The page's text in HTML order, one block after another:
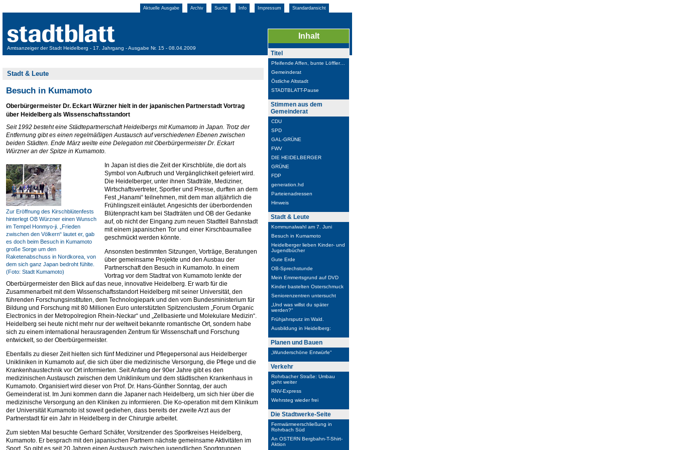
Aktuelle Ausgabe Archiv Suche Info Impressum Standardansicht
Amtsanzeiger der Stadt Heidelberg - 17. Jahrgang - Ausgabe Nr. 15 - 08.04.2009
Stadt & Leute
Besuch in Kumamoto
Oberbürgermeister Dr. Eckart Würzner hielt in der japanischen Partnerstadt Vortrag
über Heidelberg als Wissenschaftsstandort
Seit 1992 besteht eine Städtepartnerschaft Heidelbergs mit Kumamoto in Japan. Trotz der
Entfernung gibt es einen regelmäßigen Austausch auf verschiedenen Ebenen zwischen
beiden Städten. Ende März weilte eine Delegation mit Oberbürgermeister Dr. Eckart
Würzner an der Spitze in Kumamoto.
Zur Eröffnung des Kirschblütenfests
hinterlegt OB Würzner einen Wunsch
im Tempel Honmyo-ji. „Frieden
zwischen den Völkern“ lautet er, gab
es doch beim Besuch in Kumamoto
große Sorge um den
Raketenabschuss in Nordkorea, von
dem sich ganz Japan bedroht fühlte.
(Foto: Stadt Kumamoto)
In Japan ist dies die Zeit der Kirschblüte, die dort als
Symbol von Aufbruch und Vergänglichkeit gefeiert wird.
Die Heidelberger, unter ihnen Stadträte, Mediziner,
Wirtschaftsvertreter, Sportler und Presse, durften an dem
Fest „Hanami“ teilnehmen, mit dem man alljährlich die
Frühlingszeit einläutet. Angesichts der überbordenden
Blütenpracht kam bei Stadträten und OB der Gedanke
auf, ob nicht der Eingang zum neuen Stadtteil Bahnstadt
mit einem japanischen Tor und einer Kirschbaumallee
geschmückt werden könnte.
Ansonsten bestimmten Sitzungen, Vorträge, Beratungen
über gemeinsame Projekte und den Ausbau der
Partnerschaft den Besuch in Kumamoto. In einem
Vortrag vor dem Stadtrat von Kumamoto lenkte der
Oberbürgermeister den Blick auf das neue, innovative Heidelberg. Er warb für die
Zusammenarbeit mit dem Wissenschaftsstandort Heidelberg mit seiner Universität, den
führenden Forschungsinstituten, dem Technologiepark und den vom Bundesministerium für
Bildung und Forschung mit 80 Millionen Euro unterstützten Spitzenclustern „Forum Organic
Electronics in der Metropolregion Rhein-Neckar“ und „Zellbasierte und Molekulare Medizin“.
Heidelberg sei heute nicht mehr nur der weltweit bekannte romantische Ort, sondern habe
sich zu einem international herausragenden Zentrum für Wissenschaft und Forschung
entwickelt, so der Oberbürgermeister.
Ebenfalls zu dieser Zeit hielten sich fünf Mediziner und Pflegepersonal aus Heidelberger
Unikliniken in Kumamoto auf, die sich über die medizinische Versorgung, die Pflege und die
Krankenhaustechnik vor Ort informierten. Seit Anfang der 90er Jahre gibt es den
medizinischen Austausch zwischen dem Uniklinikum und dem städtischen Krankenhaus in
Kumamoto. Organisiert wird dieser von Prof. Dr. Hans-Günther Sonntag, der auch
Gemeinderat ist. Im Juni kommen dann die Japaner nach Heidelberg, um sich hier über die
medizinische Versorgung an den Kliniken zu informieren. Die Ko-operation mit dem Klinikum
der Universität Kumamoto ist soweit gediehen, dass bereits der zweite Arzt aus der
Partnerstadt für ein Jahr in Heidelberg in der Chirurgie arbeitet.
Zum siebten Mal besuchte Gerhard Schäfer, Vorsitzender des Sportkreises Heidelberg,
Kumamoto. Er besprach mit den japanischen Partnern nächste gemeinsame Aktivitäten im
Sport. So gibt es seit 20 Jahren einen Austausch zwischen jugendlichen Sportgruppen,
Inhalt
Titel
Pfeifende Affen, bunte Löffler…
Gemeinderat
Östliche Altstadt
STADTBLATT-Pause
Stimmen aus dem
Gemeinderat
CDU
SPD
GAL-GRÜNE
FWV
DIE HEIDELBERGER
GRÜNE
FDP
generation.hd
Parteienadressen
Hinweis
Stadt & Leute
Kommunalwahl am 7. Juni
Besuch in Kumamoto
Heidelberger lieben Kinder- und
Jugendbücher
Gute Erde
OB-Sprechstunde
Mein Emmertsgrund auf DVD
Kinder bastelten Osterschmuck
Seniorenzentren untersucht
„Und was willst du später
werden?“
Frühjahrsputz im Wald.
Ausbildung in Heidelberg:
Planen und Bauen
„Wunderschöne Entwürfe“
Verkehr
Rohrbacher Straße: Umbau
geht weiter
RNV-Express
Wehrsteg wieder frei
Die Stadtwerke-Seite
Fernwärmeerschließung in
Rohrbach Süd
An OSTERN Bergbahn-T-Shirt-
Aktion